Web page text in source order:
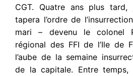
CGT. Quatre ans plus
tapera l’ordre de
mari – devenu le colonel
régional des FFI de l’Ile de
l’aube de la semaine
de la capitale. Entre